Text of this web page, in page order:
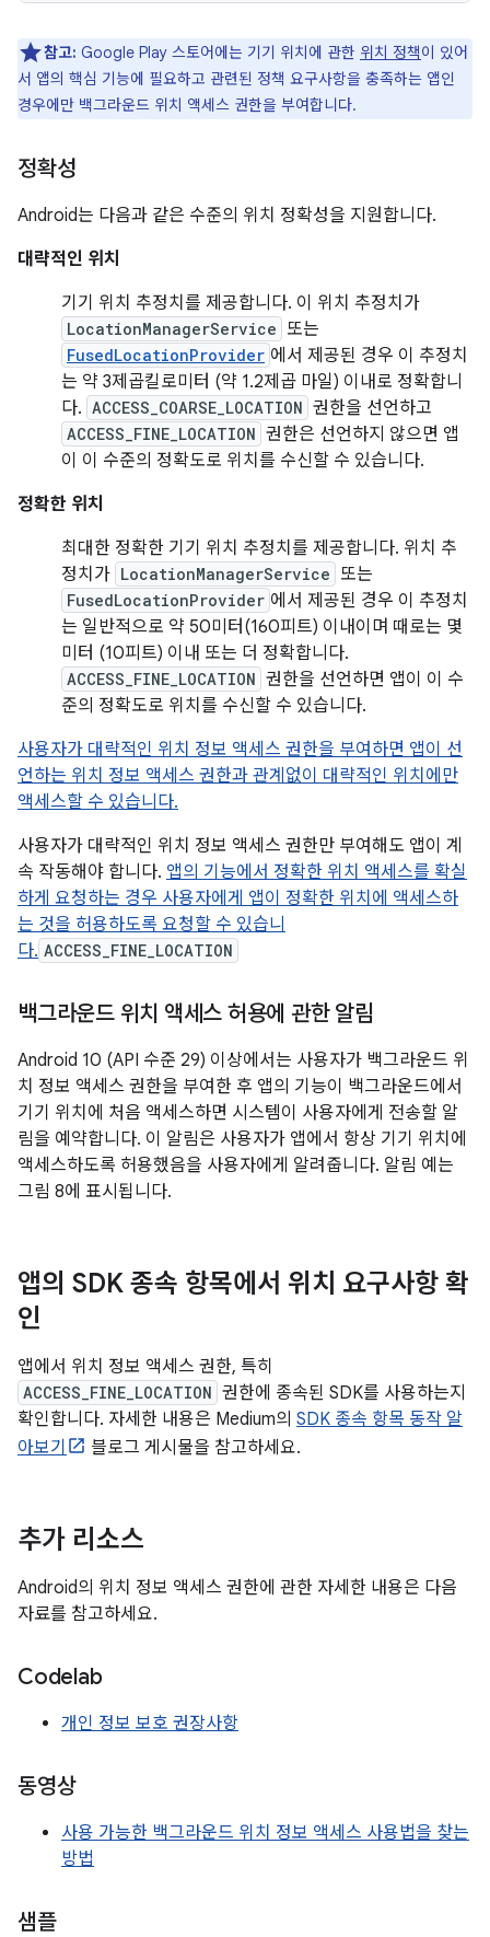
참고: Google Play 스토어에는 기기 위치에 관한 위치 정책이 있어
서 앱의 핵심 기능에 필요하고 관련된 정책 요구사항을 충족하는 앱인
경우에만 백그라운드 위치 액세스 권한을 부여합니다.
정확성
Android는 다음과 같은 수준의 위치 정확성을 지원합니다.
대략적인 위치
기기 위치 추정치를 제공합니다. 이 위치 추정치가
LocationManagerService 또는
FusedLocationProvider 에서 제공된 경우 이 추정치
는 약 3제곱킬로미터 (약 1.2제곱 마일) 이내로 정확합니
다. ACCESS_COARSE_LOCATION 권한을 선언하고
ACCESS_FINE_LOCATION 권한은 선언하지 않으면 앱
이 이 수준의 정확도로 위치를 수신할 수 있습니다.
정확한 위치
최대한 정확한 기기 위치 추정치를 제공합니다. 위치 추
정치가 LocationManagerService 또는
FusedLocationProvider 에서 제공된 경우 이 추정치
는 일반적으로 약 50미터(160피트) 이내이며 때로는 몇
미터 (10피트) 이내 또는 더 정확합니다.
ACCESS_FINE_LOCATION 권한을 선언하면 앱이 이 수
준의 정확도로 위치를 수신할 수 있습니다.
사용자가 대략적인 위치 정보 액세스 권한을 부여하면 앱이 선
언하는 위치 정보 액세스 권한과 관계없이 대략적인 위치에만
액세스할 수 있습니다.
사용자가 대략적인 위치 정보 액세스 권한만 부여해도 앱이 계
속 작동해야 합니다. 앱의 기능에서 정확한 위치 액세스를 확실
하게 요청하는 경우 사용자에게 앱이 정확한 위치에 액세스하
는 것을 허용하도록 요청할 수 있습니
다. ACCESS_FINE_LOCATION
백그라운드 위치 액세스 허용에 관한 알림
Android 10 (API 수준 29) 이상에서는 사용자가 백그라운드 위
치 정보 액세스 권한을 부여한 후 앱의 기능이 백그라운드에서
기기 위치에 처음 액세스하면 시스템이 사용자에게 전송할 알
림을 예약합니다. 이 알림은 사용자가 앱에서 항상 기기 위치에
액세스하도록 허용했음을 사용자에게 알려줍니다. 알림 예는
그림 8에 표시됩니다.
앱의 SDK 종속 항목에서 위치 요구사항 확
인
앱에서 위치 정보 액세스 권한, 특히
ACCESS_FINE_LOCATION 권한에 종속된 SDK를 사용하는지
확인합니다. 자세한 내용은 Medium의 SDK 종속 항목 동작 알
아보기
블로그 게시물을 참고하세요.
추가 리소스
Android의 위치 정보 액세스 권한에 관한 자세한 내용은 다음
자료를 참고하세요.
Codelab
개인 정보 보호 권장사항
동영상
사용 가능한 백그라운드 위치 정보 액세스 사용법을 찾는
방법
샘플